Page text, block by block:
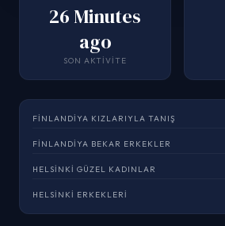
26 Minutes
ago
SON AKTIVITE
FINLANDIYA KIZLARIYLA TANIŞ
FINLANDIYA BEKAR ERKEKLER
HELSINKI GÜZEL KADINLAR
HELSINKI ERKEKLERI